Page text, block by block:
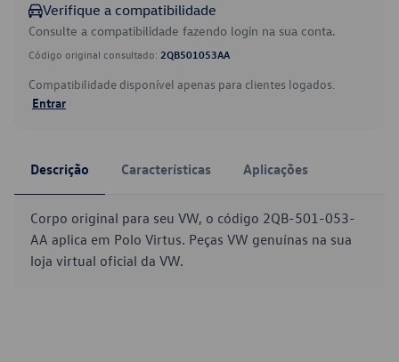
Verifique a compatibilidade
Consulte a compatibilidade fazendo login na sua conta.
Código original consultado: 2QB501053AA
Compatibilidade disponível apenas para clientes logados.
Entrar
Descrição Características Aplicações
Corpo original para seu VW, o código 2QB-501-053-
AA aplica em Polo Virtus. Peças VW genuínas na sua
loja virtual oficial da VW.